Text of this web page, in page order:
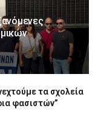
τα σχολεία
φασιστών”